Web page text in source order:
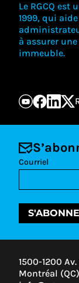
Le RGCQ
1999, qui
à assurer
immeuble.
Courriel
1500-1200
Montréal